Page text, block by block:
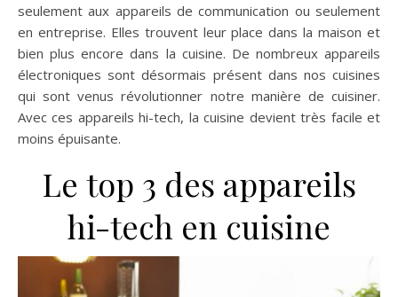
seulement aux appareils de communication ou seulement
en entreprise. Elles trouvent leur place dans la maison et
bien plus encore dans la cuisine. De nombreux appareils
électroniques sont désormais présent dans nos cuisines
qui sont venus révolutionner notre manière de cuisiner.
Avec ces appareils hi-tech, la cuisine devient très facile et
moins épuisante.
Le top 3 des appareils
hi-tech en cuisine